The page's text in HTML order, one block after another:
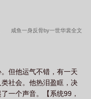
咸鱼一身反骨by一世华裳全文
一世华裳TXT 咸鱼一身反骨旧
骨全文TXT番外 咸鱼一身反骨
但他运气不错，有一天
社会。他热泪盈眶，决
一个声音。【系统99，